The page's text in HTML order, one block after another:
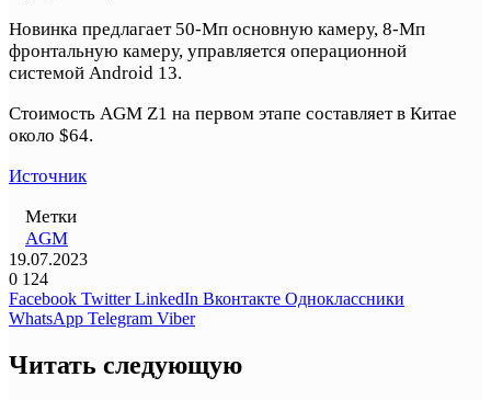
Новинка предлагает 50-Мп основную камеру, 8-Мп
фронтальную камеру, управляется операционной
системой Android 13.
Стоимость AGM Z1 на первом этапе составляет в Китае
около $64.
Источник
Метки
AGM
19.07.2023
0 124
Facebook Twitter LinkedIn Вконтакте Одноклассники
WhatsApp Telegram Viber
Читать следующую